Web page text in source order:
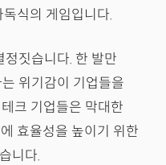
독식의 게임입니다.
짓습니다. 한 발만
위기감이 기업들을
크 기업들은 막대한
효율성을 높이기 위한
니다.